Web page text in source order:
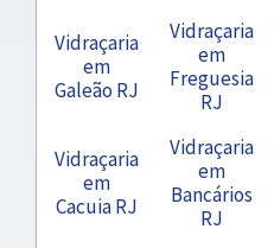
Vidraçaria
em
Galeão RJ
Vidraçaria
em
Freguesia
RJ
Vidraçaria
em
Cacuia RJ
Vidraçaria
em
Bancários
RJ